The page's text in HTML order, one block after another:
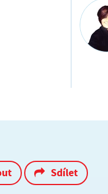
Sdílet